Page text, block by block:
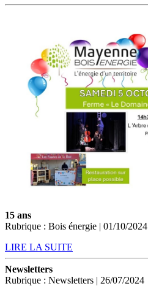
15 ans
Rubrique : Bois énergie | 01/10/2024
LIRE LA SUITE
Newsletters
Rubrique : Newsletters | 26/07/2024